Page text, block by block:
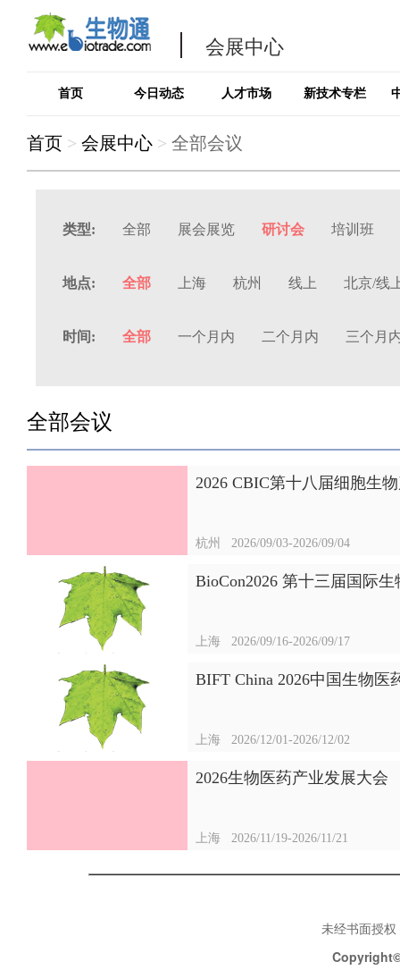
会展中心
首页 今日动态 人才市场 新技术专栏
首页 > 会展中心 > 全部会议
类型: 全部 展会展览 研讨会 培训班
地点: 全部 上海 杭州 线上 北京/线
时间: 全部 一个月内 二个月内 三个月
全部会议
2026 CBIC第十八届细胞生
杭州 2026/09/03-2026/09/04
BioCon2026 第十三届国际
上海 2026/09/16-2026/09/17
BIFT China 2026中国生物医
上海 2026/12/01-2026/12/02
2026生物医药产业发展大会
上海 2026/11/19-2026/11/21
未经书面授